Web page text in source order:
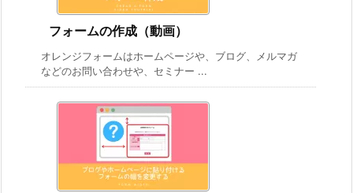
フォームの作成（動画）
オレンジフォームはホームページや、ブログ、メルマガ
などのお問い合わせや、セミナー ...